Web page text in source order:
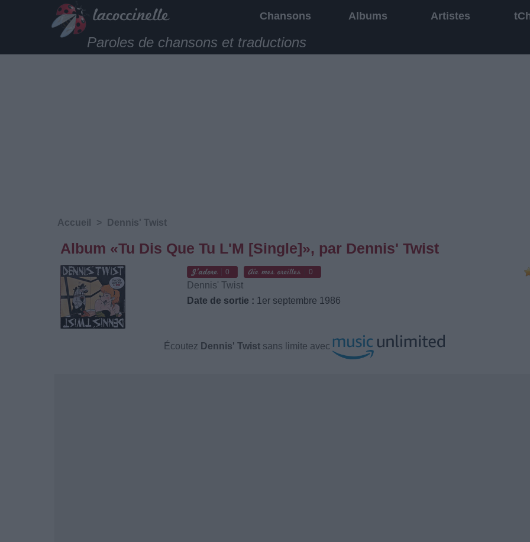
Chansons Albums Artistes
Paroles de chansons et traductions
Accueil > Dennis' Twist
Album «Tu Dis Que Tu L'M [Single]», par Dennis' Twist
0 0
Dennis' Twist
Date de sortie : 1er septembre 1986
Écoutez Dennis' Twist sans limite avec